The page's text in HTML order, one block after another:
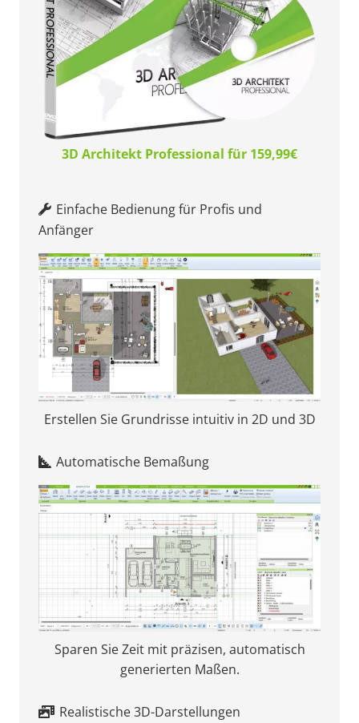
3D Architekt Professional für 159,99€
Einfache Bedienung für Profis und
Anfänger
Erstellen Sie Grundrisse intuitiv in 2D und 3D
Automatische Bemaßung
Sparen Sie Zeit mit präzisen, automatisch
generierten Maßen.
Realistische 3D-Darstellungen